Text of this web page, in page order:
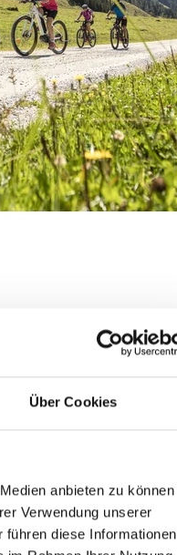
Über Cookies
anbieten zu können
Verwendung unserer
diese Informationen